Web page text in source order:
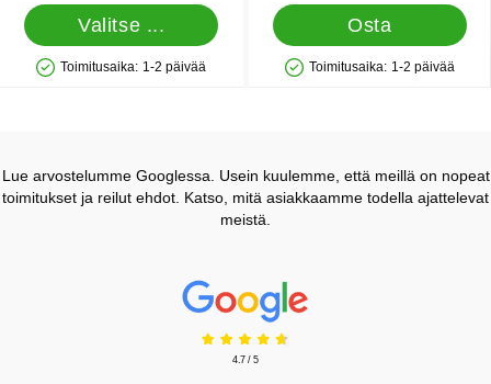
Valitse ...
Saatavuus: Varastossa
Toimitusaika: 1-2 päivää
Osta
Saatavuus: Varastossa
Toimitusaika: 1-2 päivää
Lue arvostelumme Googlessa. Usein kuulemme, että meillä on nopeat
toimitukset ja reilut ehdot. Katso, mitä asiakkaamme todella ajattelevat
meistä.
Prisjakt Arvostelu: 4.7 Tähdet
4.7 / 5